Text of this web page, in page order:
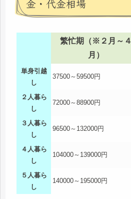
金・代金相場
繁忙期（※２月～４
月）
単身引越
し
37500～59500円
２人暮ら
し
72000～88900円
３人暮ら
し
96500～132000円
４人暮ら
し
104000～139000円
５人暮ら
し
140000～195000円